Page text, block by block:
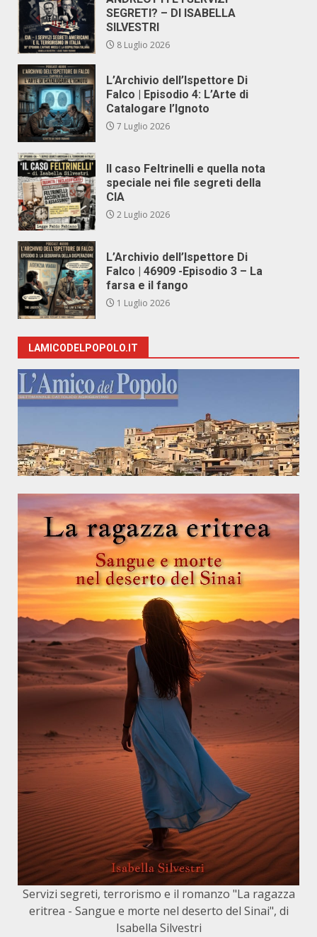
SEGRETI? – DI ISABELLA
SILVESTRI
8 Luglio 2026
L’Archivio dell’Ispettore Di
Falco | Episodio 4: L’Arte di
Catalogare l’Ignoto
7 Luglio 2026
Il caso Feltrinelli e quella nota
speciale nei file segreti della
CIA
2 Luglio 2026
L’Archivio dell’Ispettore Di
Falco | 46909 -Episodio 3 – La
farsa e il fango
1 Luglio 2026
LAMICODELPOPOLO.IT
Servizi segreti, terrorismo e il romanzo "La ragazza
eritrea - Sangue e morte nel deserto del Sinai", di
Isabella Silvestri